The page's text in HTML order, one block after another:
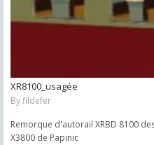
XR8100_usagée
Byfildefer
Remorque d'autorail XRBD 8100
X3800 de Papinic